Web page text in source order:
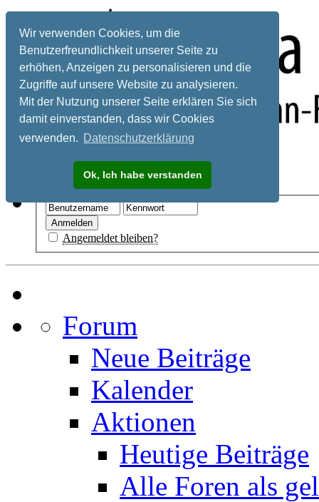
Wir verwenden Cookies, um die
Benutzerfreundlichkeit unserer Seite zu
erhöhen, Anzeigen zu personalisieren und die
Zugriffe auf unsere Website zu analysieren.
Mit der Nutzung unserer Seite erklären Sie sich
damit einverstanden, dass wir Cookies
verwenden. Datenschutzerklärung
Ok, Ich habe verstanden
Registrieren
Angemeldet bleiben?
Forum
Neue Beiträge
Kalender
Aktionen
Heutige Beiträge
Alle Foren als